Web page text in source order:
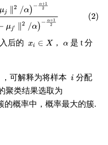
后的 ，
是 t 分
，可解释为将样本
分配
聚类结果选取为
的概率中，概率最大的簇.